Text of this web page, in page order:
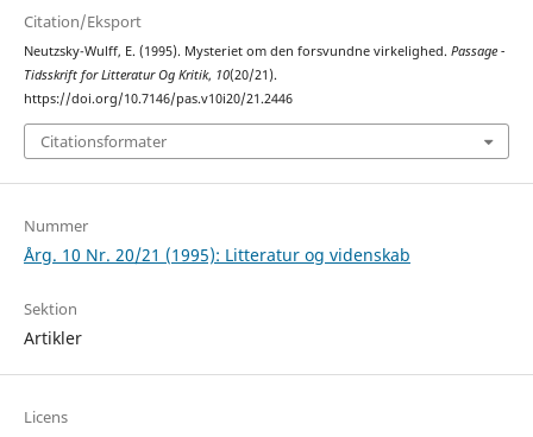
Citation/Eksport
Neutzsky-Wulff, E. (1995). Mysteriet om den forsvundne virkelighed. Passage -
Tidsskrift for Litteratur Og Kritik, 10(20/21).
https://doi.org/10.7146/pas.v10i20/21.2446
Citationsformater
Nummer
Årg. 10 Nr. 20/21 (1995): Litteratur og videnskab
Sektion
Artikler
Licens